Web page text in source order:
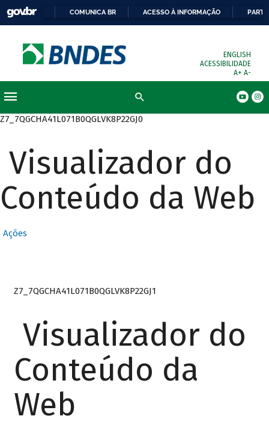
COMUNICA BR ACESSO À INFORMAÇÃO
ENGLISH
ACESSIBILIDADE
A+ A-
Z7_7QGCHA41L071B0QGLVK8P22GJ0
Visualizador do
Conteúdo da Web
Ações
Z7_7QGCHA41L071B0QGLVK8P22GJ1
Visualizador do
Conteúdo da
Web